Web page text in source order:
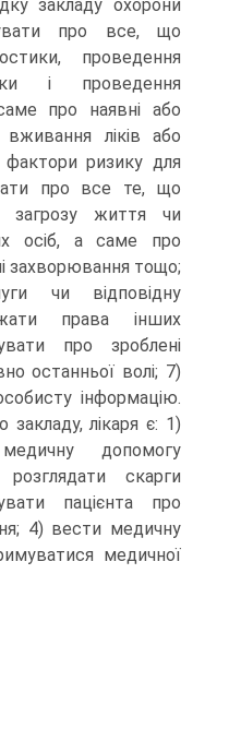
закладу охорони
про все, що
проведення
і проведення
про наявні або
ліків або
фактори ризику для
про все те, що
загрозу життя чи
осіб, а саме про
захворювання тощо;
чи відповідну
права інших
про зроблені
останньої волі; 7)
інформацію.
лікаря є: 1)
допомогу
скарги
пацієнта про
4) вести медичну
медичної